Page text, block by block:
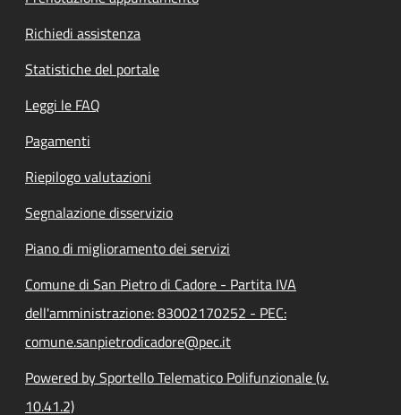
Richiedi assistenza
Statistiche del portale
Leggi le FAQ
Pagamenti
Riepilogo valutazioni
Segnalazione disservizio
Piano di miglioramento dei servizi
Comune di San Pietro di Cadore - Partita IVA
dell'amministrazione: 83002170252 - PEC:
comune.sanpietrodicadore@pec.it
Powered by Sportello Telematico Polifunzionale (v.
10.41.2)